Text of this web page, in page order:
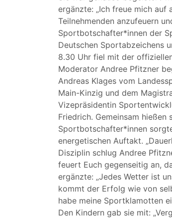
ergänzte: „Ich freue mich auf
Teilnehmenden anzufeuern
Sportbotschafter*innen der
Deutschen Sportabzeichens
8.30 Uhr fiel mit der
Moderator Andree Pfitzner
Andreas Klages vom
Main-Kinzig und dem
Vizepräsidentin
Friedrich. Gemeinsam
Sportbotschafter*innen
energetischen Auftakt.
Disziplin schlug Andree
feuert Euch gegenseitig an,
ergänzte: „Jedes Wetter ist
kommt der Erfolg wie von
habe meine Sportklamotten
Den Kindern gab sie mit: